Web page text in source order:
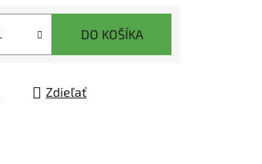
DO KOŠÍKA
Zdieľať